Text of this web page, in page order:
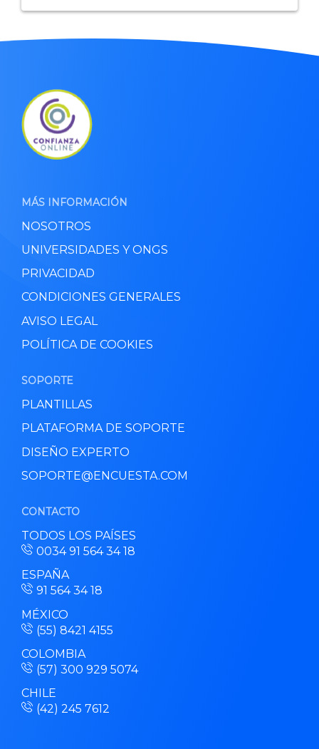
MÁS INFORMACIÓN
NOSOTROS
UNIVERSIDADES Y ONGS
PRIVACIDAD
CONDICIONES GENERALES
AVISO LEGAL
POLÍTICA DE COOKIES
SOPORTE
PLANTILLAS
PLATAFORMA DE SOPORTE
DISEÑO EXPERTO
SOPORTE@ENCUESTA.COM
CONTACTO
TODOS LOS PAÍSES
0034 91 564 34 18
ESPAÑA
91 564 34 18
MÉXICO
(55) 8421 4155
COLOMBIA
(57) 300 929 5074
CHILE
(42) 245 7612